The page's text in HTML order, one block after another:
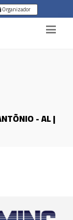
Organizador
- AL |